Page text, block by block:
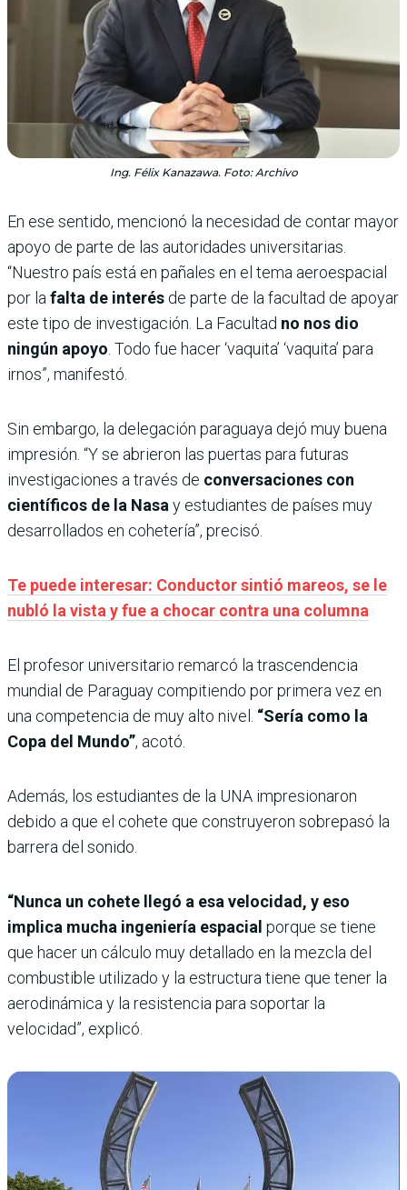
Ing. Félix Kanazawa. Foto: Archivo
En ese sentido, mencionó la necesidad de contar mayor
apoyo de parte de las autoridades universitarias.
“Nuestro país está en pañales en el tema aeroespacial
por lafalta de interés de parte de la facultad de apoyar
este tipo de investigación. La Facultad no nos dio
ningún apoyo. Todo fue hacer ‘vaquita’ ‘vaquita’ para
irnos”, manifestó.
Sin embargo, la delegación paraguaya dejó muy buena
impresión. “Y se abrieron las puertas para futuras
investigaciones a través de conversaciones con
científicos de la Nasay estudiantes de países muy
desarrollados en cohetería”, precisó.
Te puede interesar: Conductor sintió mareos, se le
nubló la vista y fue a chocar contra una columna
El profesor universitario remarcó la trascendencia
mundial de Paraguay compitiendo por primera vez en
una competencia de muy alto nivel. “Sería como la
Copa del Mundo”, acotó.
Además, los estudiantes de la UNA impresionaron
debido a que el cohete que construyeron sobrepasó la
barrera del sonido.
“Nunca un cohete llegó a esa velocidad, y eso
implica mucha ingeniería espacial porque se tiene
que hacer un cálculo muy detallado en la mezcla del
combustible utilizado y la estructura tiene que tener la
aerodinámica y la resistencia para soportar la
velocidad”, explicó.